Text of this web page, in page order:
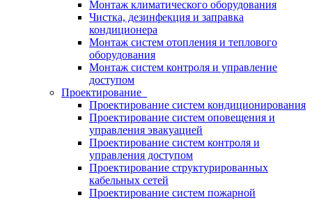
Монтаж климатического оборудования
Чистка, дезинфекция и заправка
кондиционера
Монтаж систем отопления и теплового
оборудования
Монтаж систем контроля и управление
доступом
Проектирование
Проектирование систем кондиционирования
Проектирование систем оповещения и
управления эвакуацией
Проектирование систем контроля и
управления доступом
Проектирование структурированных
кабельных сетей
Проектирование систем пожарной